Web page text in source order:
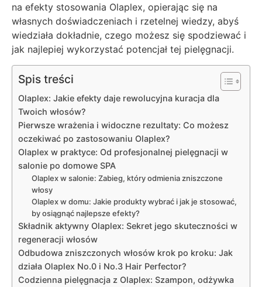
na efekty stosowania Olaplex, opierając się na
własnych doświadczeniach i rzetelnej wiedzy, abyś
wiedziała dokładnie, czego możesz się spodziewać i
jak najlepiej wykorzystać potencjał tej pielęgnacji.
Spis treści
Olaplex: Jakie efekty daje rewolucyjna kuracja dla
Twoich włosów?
Pierwsze wrażenia i widoczne rezultaty: Co możesz
oczekiwać po zastosowaniu Olaplex?
Olaplex w praktyce: Od profesjonalnej pielęgnacji w
salonie po domowe SPA
Olaplex w salonie: Zabieg, który odmienia zniszczone
włosy
Olaplex w domu: Jakie produkty wybrać i jak je stosować,
by osiągnąć najlepsze efekty?
Składnik aktywny Olaplex: Sekret jego skuteczności w
regeneracji włosów
Odbudowa zniszczonych włosów krok po kroku: Jak
działa Olaplex No.0 i No.3 Hair Perfector?
Codzienna pielęgnacja z Olaplex: Szampon, odżywka